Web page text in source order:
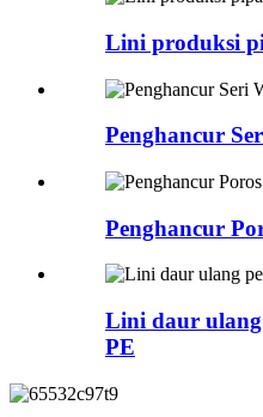
Lini produksi
Penghancur
Penghancur
Lini daur ulang
PE